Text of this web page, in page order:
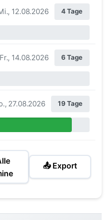
12.08.2026 4 Tage
Fr., 14.08.2026 6 Tage
27.08.2026 19 Tage
📤 Export